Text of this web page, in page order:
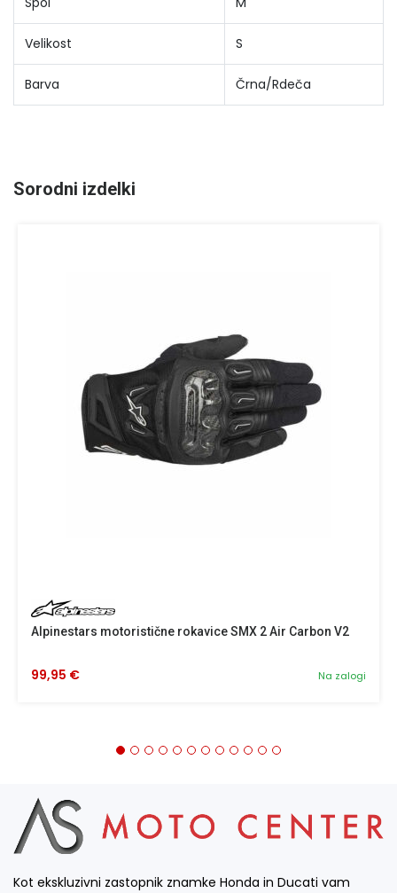
Velikost S
Barva Črna/Rdeča
Sorodni izdelki
Alpinestars motoristične rokavice SMX 2 Air Carbon V2
Na zalogi
99,95 €
Kot ekskluzivni zastopnik znamke Honda in Ducati vam